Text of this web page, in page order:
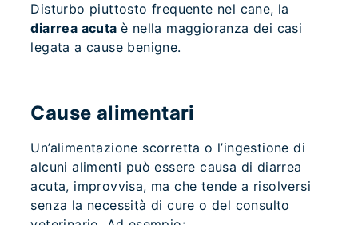
Disturbo piuttosto frequente nel cane, la
diarrea acutaè nella maggioranza dei casi
legata a cause benigne.
Cause alimentari
Un’alimentazione scorretta o l’ingestione di
alcuni alimenti può essere causa di diarrea
acuta, improvvisa, ma che tende a risolversi
senza la necessità di cure o del consulto